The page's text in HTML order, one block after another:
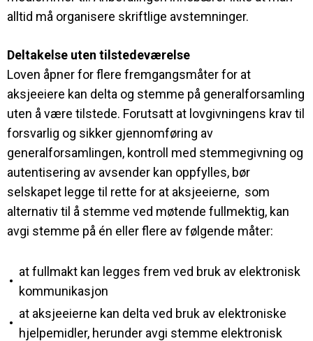
alltid må organisere skriftlige avstemninger.
Deltakelse uten tilstedeværelse
Loven åpner for flere fremgangsmåter for at
aksjeeiere kan delta og stemme på generalforsamling
uten å være tilstede. Forutsatt at lovgivningens krav til
forsvarlig og sikker gjennomføring av
generalforsamlingen, kontroll med stemmegivning og
autentisering av avsender kan oppfylles, bør
selskapet legge til rette for at aksjeeierne, som
alternativ til å stemme ved møtende fullmektig, kan
avgi stemme på én eller flere av følgende måter:
•
at fullmakt kan legges frem ved bruk av elektronisk
kommunikasjon
•
at aksjeeierne kan delta ved bruk av elektroniske
hjelpemidler, herunder avgi stemme elektronisk